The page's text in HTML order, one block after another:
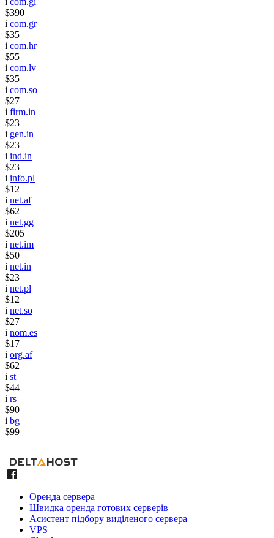
$390
i com.gr
$35
i com.hr
$55
i com.lv
$35
i com.so
$27
i firm.in
$23
i gen.in
$23
i ind.in
$23
i info.pl
$12
i net.af
$62
i net.gg
$205
i net.im
$50
i net.in
$23
i net.pl
$12
i net.so
$27
i nom.es
$17
i org.af
$62
i st
$44
i rs
$90
i bg
$99
Оренда сервера
Швидка оренда готових серверів
Асистент підбору виділеного сервера
VPS